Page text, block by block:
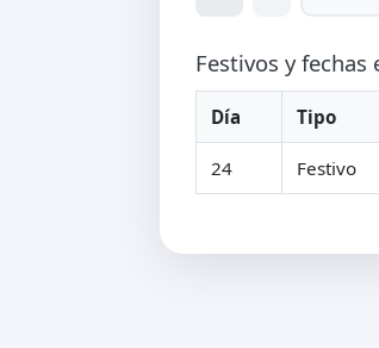
Festivos y fechas
Día Tipo
24 Festivo